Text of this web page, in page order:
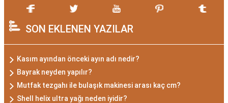
SON EKLENEN YAZILAR
Kasım ayından önceki ayın adı nedir?
Bayrak neyden yapılır?
Mutfak tezgahı ile bulaşık makinesi arası kaç cm?
Shell helix ultra yağı neden iyidir?